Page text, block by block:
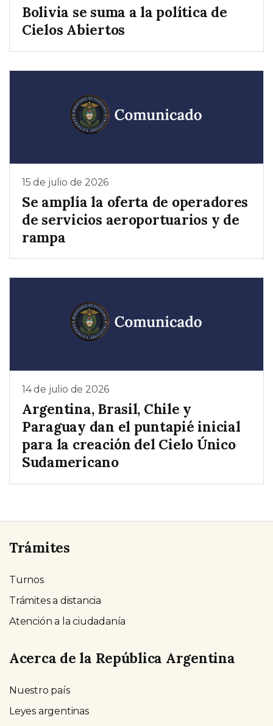
Bolivia se suma a la política de
Cielos Abiertos
15 de julio de 2026
Se amplía la oferta de operadores
de servicios aeroportuarios y de
rampa
14 de julio de 2026
Argentina, Brasil, Chile y
Paraguay dan el puntapié inicial
para la creación del Cielo Único
Sudamericano
Trámites
Turnos
Trámites a distancia
Atención a la ciudadanía
Acerca de la República Argentina
Nuestro país
Leyes argentinas